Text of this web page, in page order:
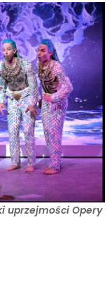
uprzejmości Opery